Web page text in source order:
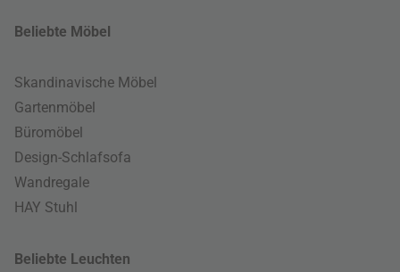
Beliebte Möbel
Skandinavische Möbel
Gartenmöbel
Büromöbel
Design-Schlafsofa
Wandregale
HAY Stuhl
Beliebte Leuchten